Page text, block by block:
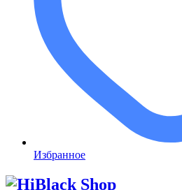
Избранное